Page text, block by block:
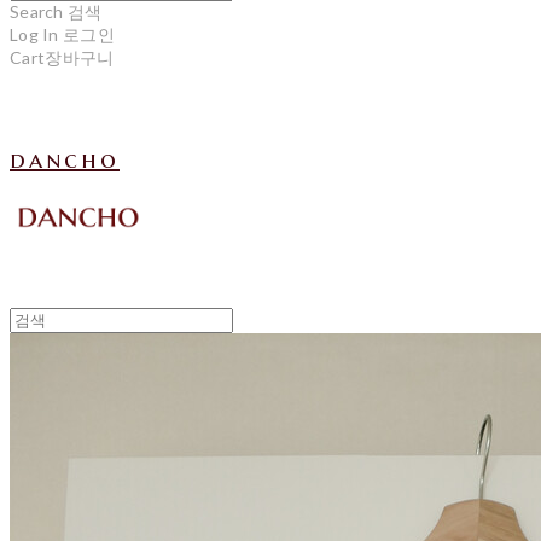
Search 검색
Log In 로그인
Cart장바구니
dancho